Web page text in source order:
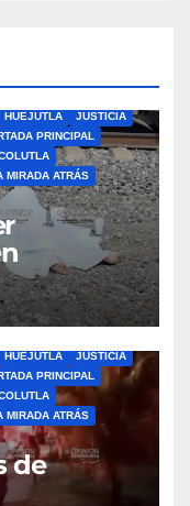
HUEJUTLA
JUSTICIA
PRINCIPAL
MIRADA ATRÁS
HUEJUTLA
JUSTICIA
PRINCIPAL
MIRADA ATRÁS
de